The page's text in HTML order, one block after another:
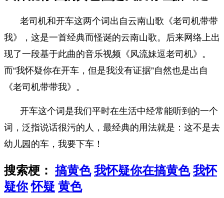
老司机和开车这两个词出自云南山歌《老司机带带
我》，这是一首经典而怪诞的云南山歌。后来网络上出
现了一段基于此曲的音乐视频《风流妹逗老司机》。
而“我怀疑你在开车，但是我没有证据”自然也是出自
《老司机带带我》。
开车这个词是我们平时在生活中经常能听到的一个
词，泛指说话很污的人，最经典的用法就是：这不是去
幼儿园的车，我要下车！
搜索梗： 搞黄色 我怀疑你在搞黄色 我怀
疑你 怀疑 黄色